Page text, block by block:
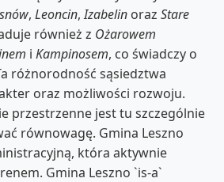
, Leoncin,Izabelin oraz Stare
również z Ożarowem
i Kampinosem, co świadczy o
różnorodność sąsiedztwa
oraz możliwości rozwoju.
przestrzenne jest tu szczególnie
równowagę. Gmina Leszno
która aktywnie
Gmina Leszno `is-a`